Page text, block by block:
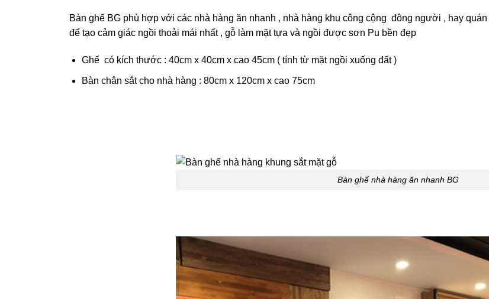
Bàn ghế BG phù hợp với các nhà hàng ăn nhanh , nhà hàng khu công cộng đông người , hay
để tạo cảm giác ngồi thoải mái nhất , gỗ làm mặt tựa và ngồi được sơn Pu bền đẹp
Ghế có kích thước : 40cm x 40cm x cao 45cm ( tính từ mặt ngồi xuống đất )
Bàn chân sắt cho nhà hàng : 80cm x 120cm x cao 75cm
Bàn ghế nhà hàng ăn nhanh BG